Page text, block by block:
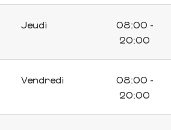
Jeudi
08:00 -
20:00
Vendredi
08:00 -
20:00